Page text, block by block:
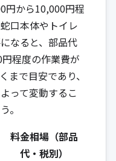
円から10,000円程
口本体やトイレ
なると、部品代
程度の作業費が
まで目安であり、
って変動するこ
。
料金相場（部品
代・税別）